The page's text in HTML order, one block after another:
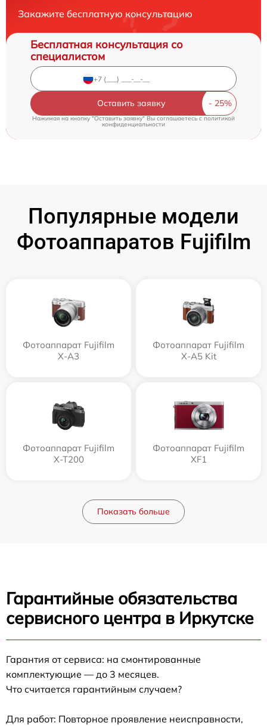
Закажите бесплатную консультацию
Бесплатная консультация со
специалистом
Оставить заявку
Нажимая на кнопку "Оставить заявку" Вы соглашаетесь c политикой
конфиденциальности
Популярные модели
Фотоаппаратов Fujifilm
Фотоаппарат Fujifilm
X-A3
Фотоаппарат Fujifilm
X-A5 Kit
Фотоаппарат Fujifilm
X-T200
Фотоаппарат Fujifilm
XF1
Показать больше
Гарантийные обязательства
сервисного центра в Иркутске
Гарантия от сервиса: на смонтированные
комплектующие — до 3 месяцев.
Что считается гарантийным случаем?
Для работ: Повторное проявление неисправности,